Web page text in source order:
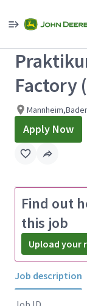
PositionView All Jobs
Factory
Apply Now
Find out
this job
Upload your
Job description